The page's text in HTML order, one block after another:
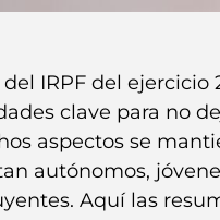
IRPF del ejercicio
clave para no
aspectos se
autónomos,
Aquí las